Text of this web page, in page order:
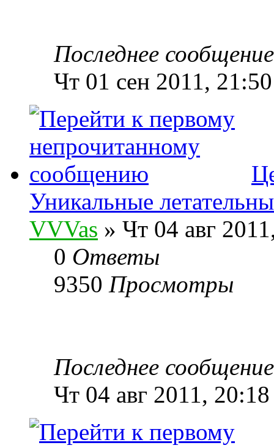
Последнее
Чт 01 сен 2011, 21:50
Уникальные
VVVas » Чт 04 авг
0 Ответы
9350 Просмотры
Последнее
Чт 04 авг 2011, 20:18